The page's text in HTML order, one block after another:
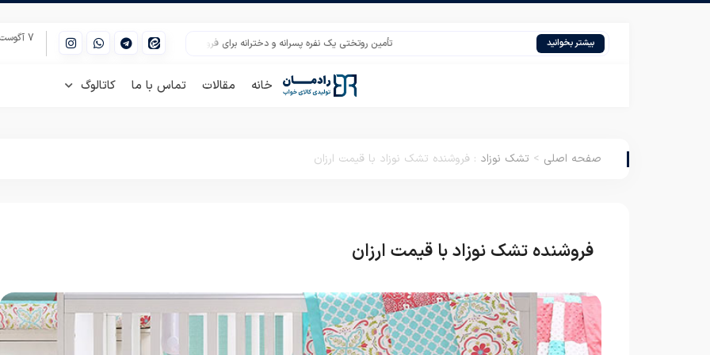
بیشتر بخوانید تأمین روتختی یک نفره پسرانه و دخترانه برای فروش عمده قیمت روتختی اسپرت عروس پلی استر 7 آگوست 2026
خانه مقالات تماس با ما کاتالوگ
صفحه اصلی > تشک نوزاد : فروشنده تشک نوزاد با قیمت ارزان
فروشنده تشک نوزاد با قیمت ارزان